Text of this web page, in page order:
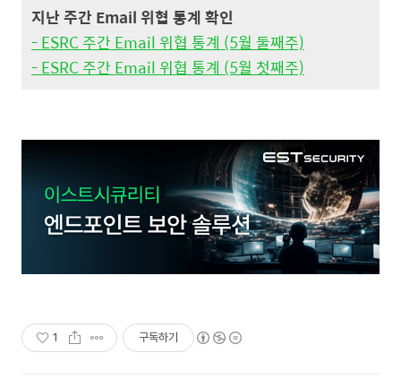
지난 주간 Email 위협 통계 확인
- ESRC 주간 Email 위협 통계 (5월 둘째주)
- ESRC 주간 Email 위협 통계 (5월 첫째주)
1 구독하기